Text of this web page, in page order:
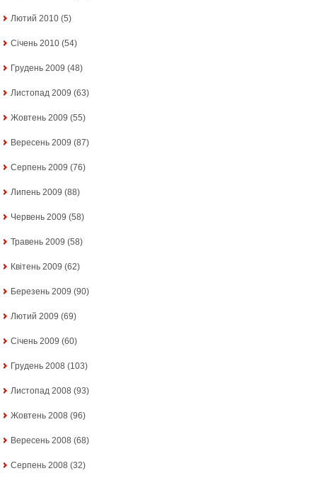
Лютий 2010 (5)
Січень 2010 (54)
Грудень 2009 (48)
Листопад 2009 (63)
Жовтень 2009 (55)
Вересень 2009 (87)
Серпень 2009 (76)
Липень 2009 (88)
Червень 2009 (58)
Травень 2009 (58)
Квітень 2009 (62)
Березень 2009 (90)
Лютий 2009 (69)
Січень 2009 (60)
Грудень 2008 (103)
Листопад 2008 (93)
Жовтень 2008 (96)
Вересень 2008 (68)
Серпень 2008 (32)